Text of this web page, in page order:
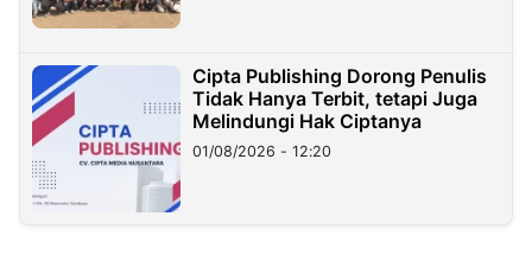
Cipta Publishing Dorong Penulis
Tidak Hanya Terbit, tetapi Juga
Melindungi Hak Ciptanya
01/08/2026 - 12:20